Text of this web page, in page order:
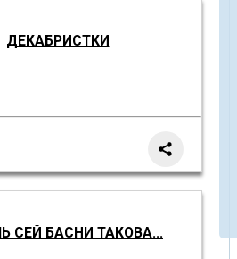
ДЕКАБРИСТКИ
СЕЙ БАСНИ ТАКОВА...